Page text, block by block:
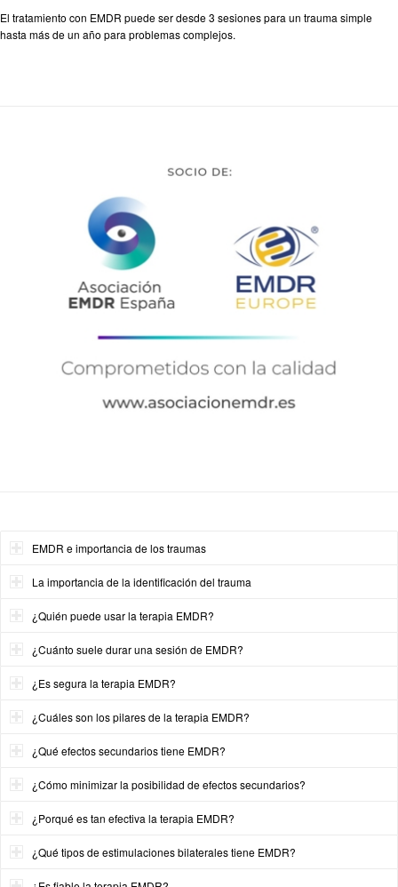
El tratamiento con EMDR puede ser desde 3 sesiones para un trauma simple
hasta más de un año para problemas complejos.
EMDR e importancia de los traumas
La importancia de la identificación del trauma
¿Quién puede usar la terapia EMDR?
¿Cuánto suele durar una sesión de EMDR?
¿Es segura la terapia EMDR?
¿Cuáles son los pilares de la terapia EMDR?
¿Qué efectos secundarios tiene EMDR?
¿Cómo minimizar la posibilidad de efectos secundarios?
¿Porqué es tan efectiva la terapia EMDR?
¿Qué tipos de estimulaciones bilaterales tiene EMDR?